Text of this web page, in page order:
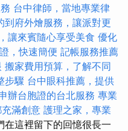
台中律師，當地專業律
到府外燴服務，讓派對更
讓來賓隨心享受美食 優化
，快速簡便 記帳服務推薦
搬家費用預算，了解不同
步驟 台中眼科推薦，提供
辦台胞證的台北服務 專業
滿創意 護理之家，專業
在這裡留下的回憶很長一